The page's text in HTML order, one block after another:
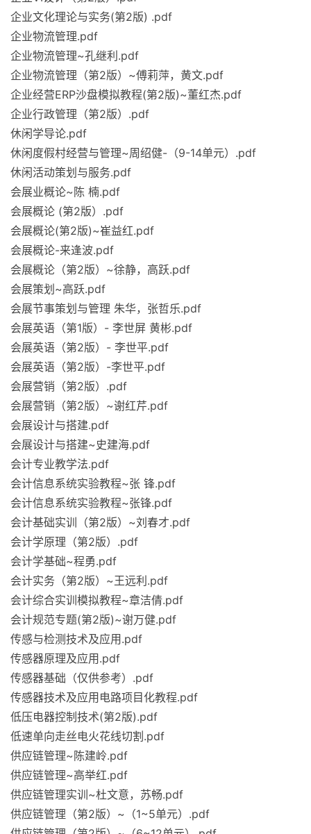
企业文化理论与实务(第2版) .pdf
企业物流管理.pdf
企业物流管理~孔继利.pdf
企业物流管理（第2版）~傅莉萍，黄文.pdf
企业经营ERP沙盘模拟教程(第2版)~董红杰.pdf
企业行政管理（第2版）.pdf
休闲学导论.pdf
休闲度假村经营与管理~周绍健-（9-14单元）.pdf
休闲活动策划与服务.pdf
会展业概论~陈 楠.pdf
会展概论 (第2版）.pdf
会展概论(第2版)~崔益红.pdf
会展概论-来逢波.pdf
会展概论（第2版）~徐静，高跃.pdf
会展策划~高跃.pdf
会展节事策划与管理 朱华，张哲乐.pdf
会展英语（第1版）- 李世屏 黄彬.pdf
会展英语（第2版）- 李世平.pdf
会展英语（第2版）-李世平.pdf
会展营销（第2版）.pdf
会展营销（第2版）~谢红芹.pdf
会展设计与搭建.pdf
会展设计与搭建~史建海.pdf
会计专业教学法.pdf
会计信息系统实验教程~张 锋.pdf
会计信息系统实验教程~张锋.pdf
会计基础实训（第2版）~刘春才.pdf
会计学原理（第2版）.pdf
会计学基础~程勇.pdf
会计实务（第2版）~王远利.pdf
会计综合实训模拟教程~章洁倩.pdf
会计规范专题(第2版)~谢万健.pdf
传感与检测技术及应用.pdf
传感器原理及应用.pdf
传感器基础（仅供参考）.pdf
传感器技术及应用电路项目化教程.pdf
低压电器控制技术(第2版).pdf
低速单向走丝电火花线切割.pdf
供应链管理~陈建岭.pdf
供应链管理~高举红.pdf
供应链管理实训~杜文意，苏畅.pdf
供应链管理（第2版）~（1~5单元）.pdf